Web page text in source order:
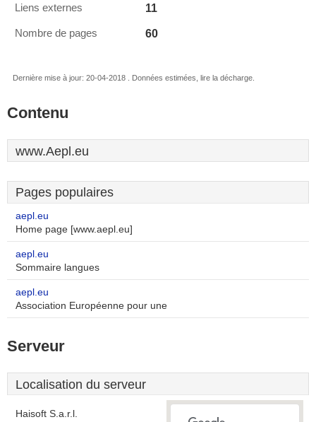
Liens externes 11
Nombre de pages 60
Dernière mise à jour: 20-04-2018 . Données estimées, lire la décharge.
Contenu
www.Aepl.eu
Pages populaires
aepl.eu
Home page [www.aepl.eu]
aepl.eu
Sommaire langues
aepl.eu
Association Européenne pour une
Serveur
Localisation du serveur
Haisoft S.a.r.l.